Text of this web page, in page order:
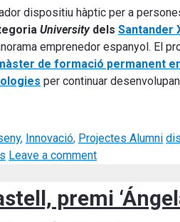
dispositiu hàptic per a
University dels Santander
emprenedor espanyol. El
de formació permanent
per continuar
, Innovació, Projectes Alumni
Leave a comment
premi